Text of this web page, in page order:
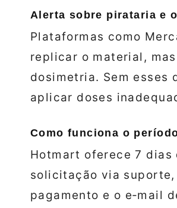
Alerta sobre pirataria e
Plataformas como
replicar o material,
dosimetria. Sem esses
aplicar doses
Como funciona o
Hotmart oferece 7 dias
solicitação via suporte,
pagamento e o e‑mail